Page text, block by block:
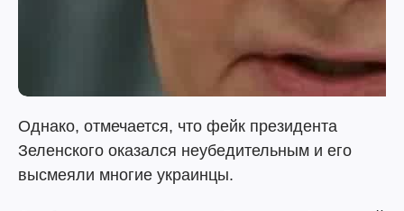
Однако, отмечается, что фейк президента
Зеленского оказался неубедительным и его
высмеяли многие украинцы.